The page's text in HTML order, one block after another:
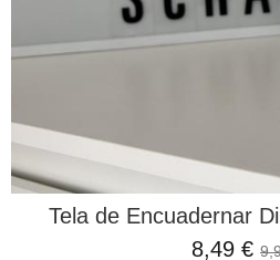
Tela de Encuadernar
8,49 €